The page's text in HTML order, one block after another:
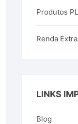
Produtos
Renda Extra
LINKS
Blog